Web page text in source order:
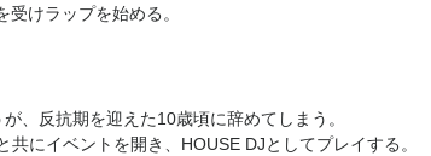
けラップを始める。
、反抗期を迎えた10歳頃に辞めてしまう。
にイベントを開き、HOUSE DJとしてプレイする。